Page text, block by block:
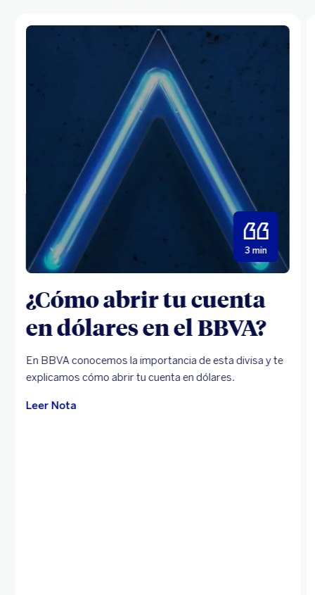
3 min
¿Cómo abrir tu cuenta
en dólares en el BBVA?
En BBVA conocemos la importancia de esta divisa y te
explicamos cómo abrir tu cuenta en dólares.
Leer Nota